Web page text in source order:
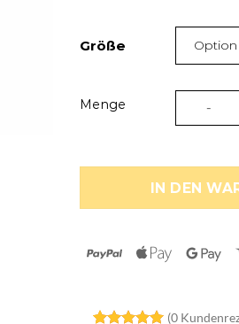
Größe
Menge
IN DEN
PayPal Apple
(0